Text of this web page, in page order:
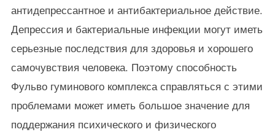
антидепрессантное и антибактериальное действие.
Депрессия и бактериальные инфекции могут иметь
серьезные последствия для здоровья и хорошего
самочувствия человека. Поэтому способность
Фульво гуминового комплекса справляться с этими
проблемами может иметь большое значение для
поддержания психического и физического